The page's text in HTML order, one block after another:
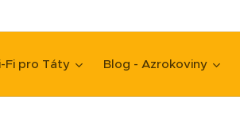
Fi pro Táty Blog - Azrokoviny